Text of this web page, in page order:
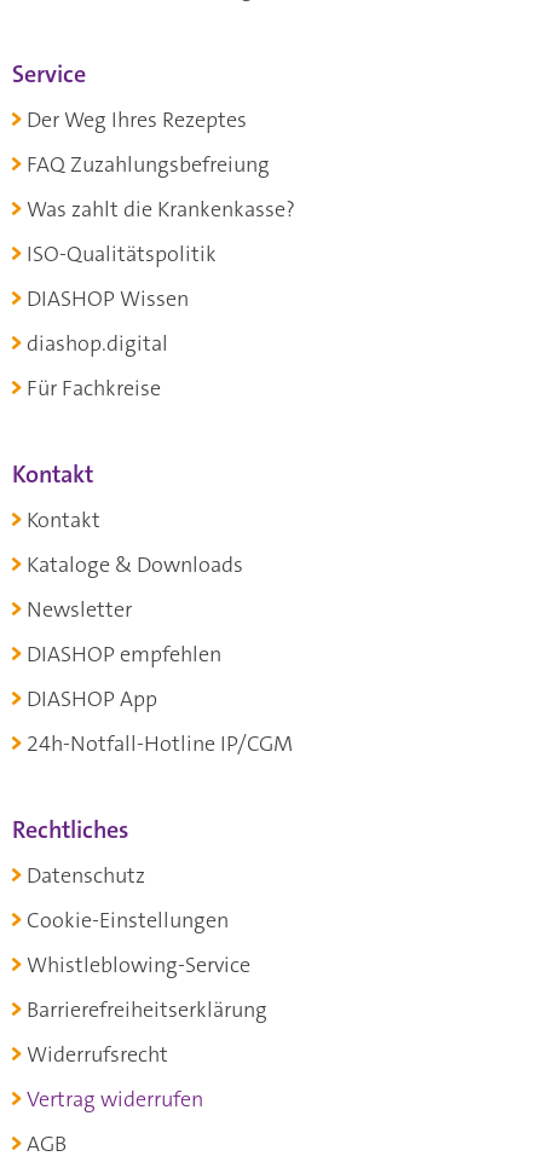
Service
Der Weg Ihres Rezeptes
FAQ Zuzahlungsbefreiung
Was zahlt die Krankenkasse?
ISO-Qualitätspolitik
DIASHOP Wissen
diashop.digital
Für Fachkreise
Kontakt
Kontakt
Kataloge & Downloads
Newsletter
DIASHOP empfehlen
DIASHOP App
24h-Notfall-Hotline IP/CGM
Rechtliches
Datenschutz
Cookie-Einstellungen
Whistleblowing-Service
Barrierefreiheitserklärung
Widerrufsrecht
Vertrag widerrufen
AGB